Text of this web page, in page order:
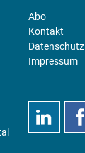
Abo
Kontakt
Datenschutz
Impressum